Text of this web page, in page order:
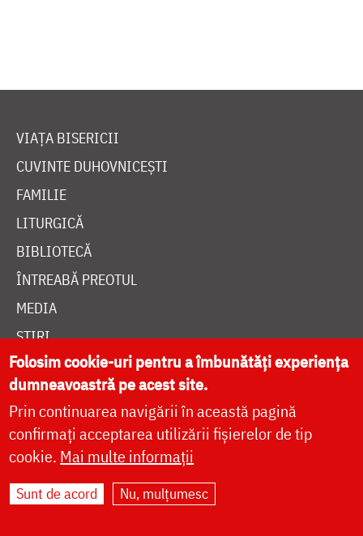
VIAȚA BISERICII
CUVINTE DUHOVNICEȘTI
FAMILIE
LITURGICĂ
BIBLIOTECĂ
ÎNTREABĂ PREOTUL
MEDIA
ȘTIRI
HRAMUL SFINTEI CUVIOASE PARASCHEVA
AUTORI
PĂRINȚI DUHOVNICEȘTI
MAICI CU VIAȚĂ DUHOVNICEASCĂ
TEMATICĂ
Folosim cookie-uri pentru a îmbunătăți experiența
dumneavoastră pe acest site.
Prin continuarea navigării în această pagină
confirmați acceptarea utilizării fișierelor de tip
cookie. Mai multe informații
Sunt de acord Nu, mulțumesc